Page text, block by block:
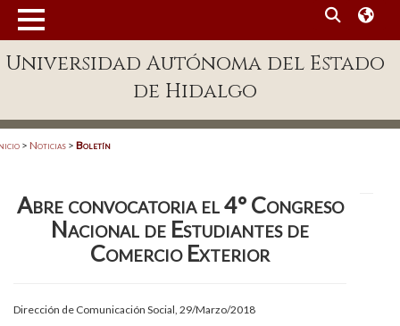
Enlaces
Patronato
Plataforma Garza
Acreditación Internacional
Universidad Autónoma del Estado
de Hidalgo
> Noticias > Boletín
Abre convocatoria el 4° Congreso
Nacional de Estudiantes de
Comercio Exterior
Dirección de Comunicación Social, 29/Marzo/2018